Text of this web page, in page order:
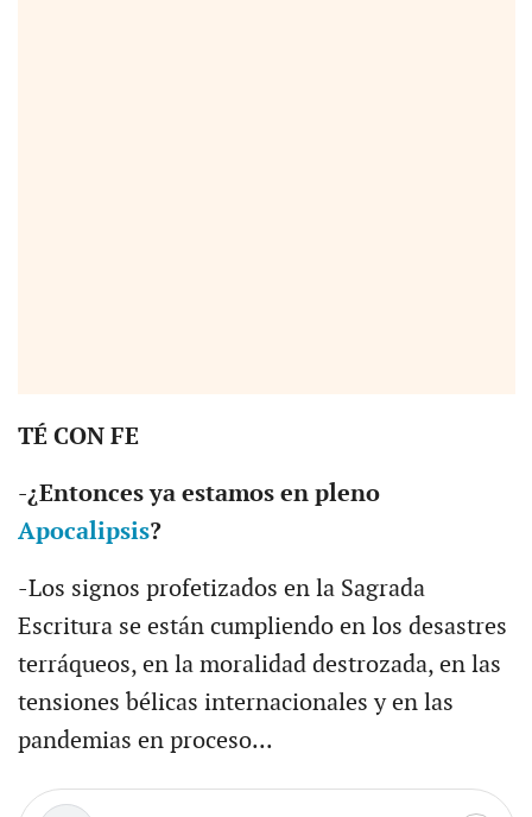
TÉ CON FE
-¿Entonces ya estamos en pleno
Apocalipsis?
-Los signos profetizados en la Sagrada
Escritura se están cumpliendo en los desastres
terráqueos, en la moralidad destrozada, en las
tensiones bélicas internacionales y en las
pandemias en proceso...